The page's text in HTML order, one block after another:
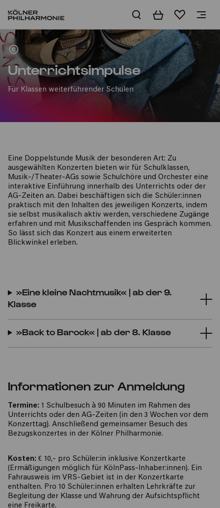
WarenkorbMerkliste
Angebote für weiterführende Schulen und Berufsschulen
Unterrichtsimpulse
Für Klassen weiterführender Schulen
Eine Doppelstunde Musik der besonderen Art: Zu
ausgewählten Konzerten bieten wir für Schulklassen,
Musik-/Theater-AGs sowie Schulchöre und Orchester eine
interaktive Einführung innerhalb des Unterrichts oder der
AG-Zeiten an. Dabei beschäftigen sich die Schüler:innen
praktisch mit den Inhalten des jeweiligen Konzerts, indem
sie selbst musikalisch aktiv werden, verschiedene Zugänge
erfahren und mit Musikschaffenden ins Gespräch kommen.
So lässt sich das Konzert aus einem erweiterten
Blickwinkel erleben.
»Eine kleine Nachtmusik« | ab der 9.
Klasse
»Back to Barock« | ab der 8. Klasse
Informationen zur Anmeldung
Termine: 1 Schulbesuch à 90 Minuten im Rahmen des
Unterrichts oder den AG-Zeiten (in den 3 Wochen vor dem
Konzerttag). Anschließend gemeinsamer Besuch des
Bezugskonzertes in der Kölner Philharmonie.
Kosten: € 10,- pro Schüler:in inklusive Konzertkarte
(Ermäßigungen möglich für KölnPass-Inhaber:innen). Ein
Fahrausweis im VRS-Gebiet ist in der Konzertkarte
enthalten. Pro 10 Schüler:innen erhalten Lehrkräfte zur
Begleitung der Klasse und Wahrung der Aufsichtspflicht
eine Freikarte.